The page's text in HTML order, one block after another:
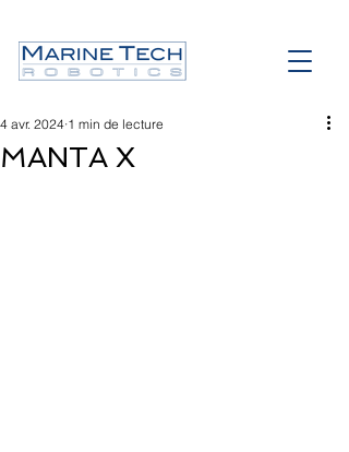
MANTA X
4 avr. 2024 1 min de lecture